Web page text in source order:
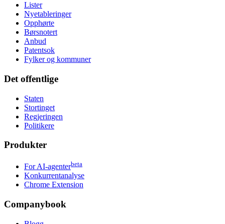
Lister
Nyetableringer
Opphørte
Børsnotert
Anbud
Patentsok
Fylker og kommuner
Det offentlige
Staten
Stortinget
Regjeringen
Politikere
Produkter
For AI-agenterbeta
Konkurrentanalyse
Chrome Extension
Companybook